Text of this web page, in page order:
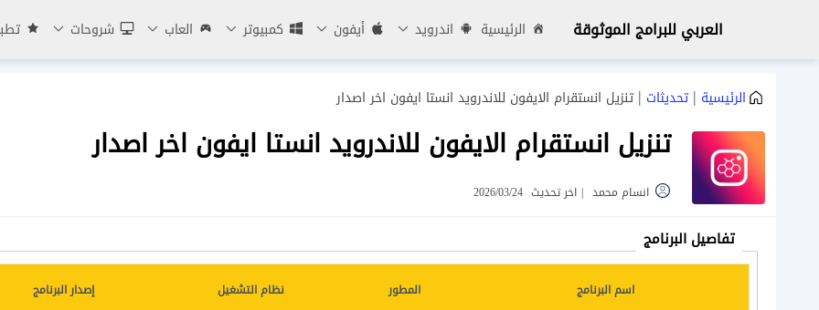
العربي للبرامج الموثوقة الرئيسية اندرويد أيفون كمبيوتر العاب شروحات
الرئيسية | تحديثات | تنزيل انستقرام الايفون للاندرويد انستا ايفون اخر اصدار
تنزيل انستقرام الايفون للاندرويد انستا ايفون اخر اصدار
انسام محمد | اخر تحديث 2026/03/24
تفاصيل البرنامج
اسم البرنامج المطور نظام التشغيل إصدار البرنامج